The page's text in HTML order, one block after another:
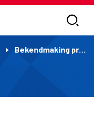
Bekendmaking prijswinnaars